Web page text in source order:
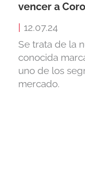
vencer a
12.07.24
Se trata de la
conocida
uno de los
mercado.